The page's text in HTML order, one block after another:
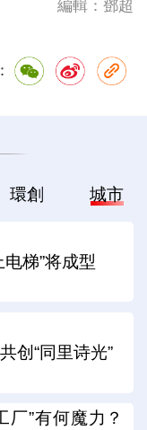
編輯：鄧超
環創 城市
梯”将成型
创“同里诗光”
厂”有何魔力？